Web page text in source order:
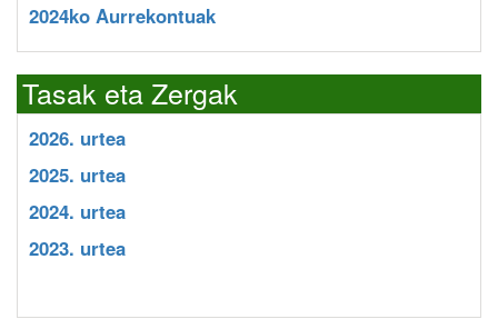
2024ko Aurrekontuak
Tasak eta Zergak
2026. urtea
2025. urtea
2024. urtea
2023. urtea